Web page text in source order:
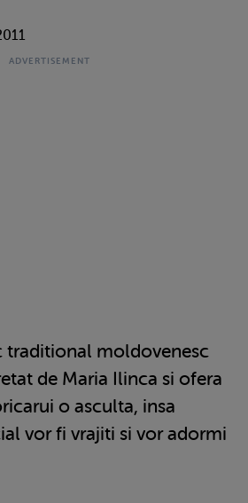
traditional moldovenesc
de Maria Ilinca si ofera
o asculta, insa
vor fi vrajiti si vor adormi